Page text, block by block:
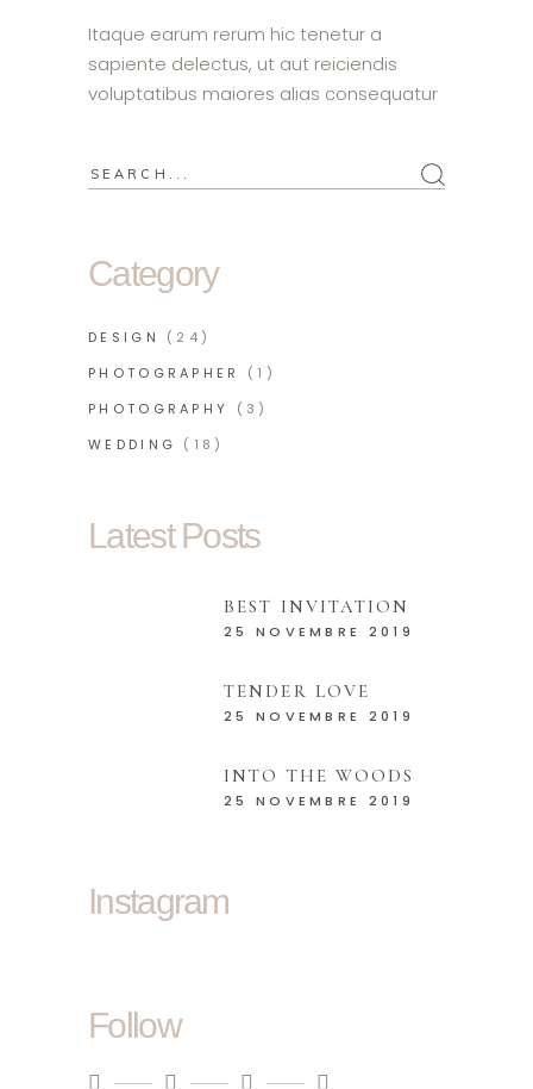
Itaque earum rerum hic tenetur a
sapiente delectus, ut aut reiciendis
voluptatibus maiores alias consequatur
Category
DESIGN
(24)
PHOTOGRAPHER
(1)
PHOTOGRAPHY
(3)
WEDDING
(18)
Latest Posts
BEST INVITATION
25 NOVEMBRE 2019
TENDER LOVE
25 NOVEMBRE 2019
INTO THE WOODS
25 NOVEMBRE 2019
Instagram
Follow